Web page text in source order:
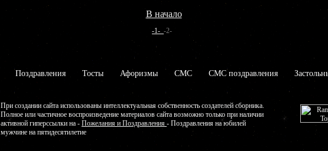
В начало
-1- -2-
Поздравления Тосты Афоризмы СМС СМС поздравления
При создании сайта использованы интеллектуальная собственность создателей сборника.
Полное или частичное воспроизведение материалов сайта возможно только при наличии
активной гиперссылки на - Пожелания и Поздравления - Поздравления на юбилей
мужчине на пятидесятилетие